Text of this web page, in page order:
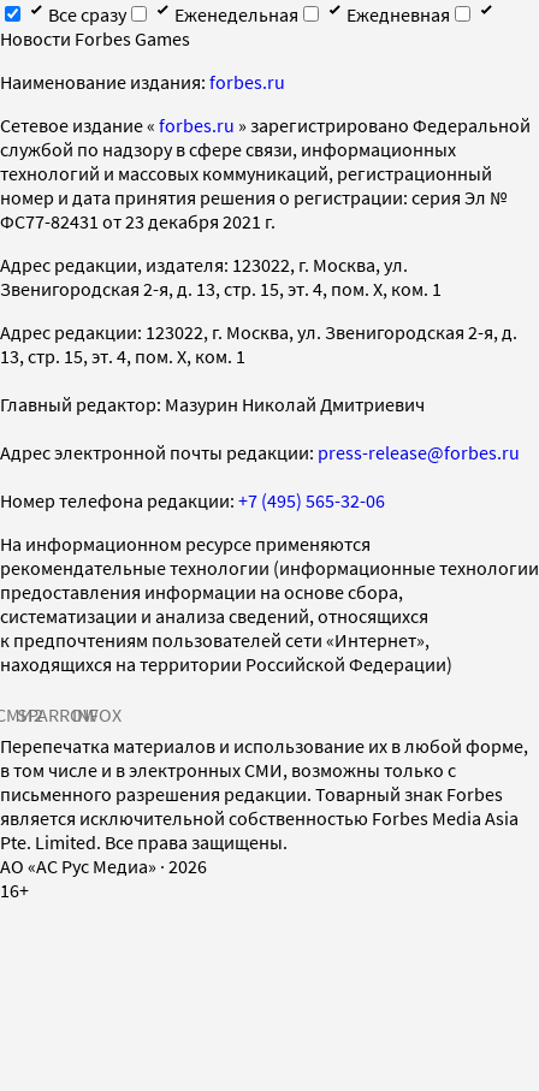
Все сразу
Еженедельная
Ежедневная
Новости Forbes Games
Наименование издания: forbes.ru
Cетевое издание « forbes.ru » зарегистрировано Федеральной
службой по надзору в сфере связи, информационных
технологий и массовых коммуникаций, регистрационный
номер и дата принятия решения о регистрации: серия Эл №
ФС77-82431 от 23 декабря 2021 г.
Адрес редакции, издателя: 123022, г. Москва, ул.
Звенигородская 2-я, д. 13, стр. 15, эт. 4, пом. X, ком. 1
Адрес редакции: 123022, г. Москва, ул. Звенигородская 2-я, д.
13, стр. 15, эт. 4, пом. X, ком. 1
Главный редактор: Мазурин Николай Дмитриевич
Адрес электронной почты редакции: press-release@forbes.ru
Номер телефона редакции: +7 (495) 565-32-06
На информационном ресурсе применяются
рекомендательные технологии (информационные технологии
предоставления информации на основе сбора,
систематизации и анализа сведений, относящихся
к предпочтениям пользователей сети «Интернет»,
находящихся на территории Российской Федерации)
SPARROWINFOX
Перепечатка материалов и использование их в любой форме,
в том числе и в электронных СМИ, возможны только с
письменного разрешения редакции. Товарный знак Forbes
является исключительной собственностью Forbes Media Asia
Pte. Limited. Все права защищены.
AO «АС Рус Медиа» · 2026
16+